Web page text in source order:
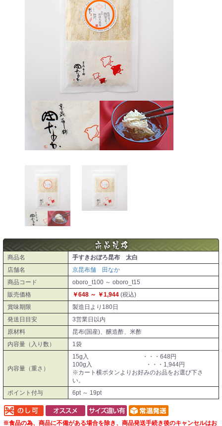
商品名
手すきおぼろ昆布 太白
店舗名
京昆布舗 田なか
商品コード
oboro_t100 ～ oboro_t15
販売価格
￥648 ～ ￥1,944 (税込)
賞味期限
製造日より180日
発送日目安
3営業日以内
原材料
昆布(国産)、醸造酢、米酢
内容量（入り数）
1袋
内容量（重さ）
15g入 ・・・648円
100g入 ・・・1,944円
※カート横ボタンよりお好みのお品をお選び下さ
い。
ポイント付与
6pt ～ 19pt
※食品の為、商品に不備がある場合を除き、商品発送手続き後のキャンセルはお